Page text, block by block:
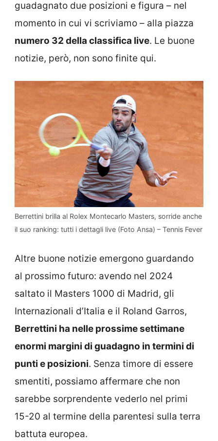
guadagnato due posizioni e figura – nel
momento in cui vi scriviamo – alla piazza
numero 32 della classifica live. Le buone
notizie, però, non sono finite qui.
Berrettini brilla al Rolex Montecarlo Masters, sorride anche
il suo ranking: tutti i dettagli live (Foto Ansa) – Tennis Fever
Altre buone notizie emergono guardando
al prossimo futuro: avendo nel 2024
saltato il Masters 1000 di Madrid, gli
Internazionali d’Italia e il Roland Garros,
Berrettini ha nelle prossime settimane
enormi margini di guadagno in termini di
punti e posizioni. Senza timore di essere
smentiti, possiamo affermare che non
sarebbe sorprendente vederlo nel primi
15-20 al termine della parentesi sulla terra
battuta europea.